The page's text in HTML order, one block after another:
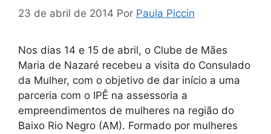
23 de abril de 2014 Por Paula Piccin
Nos dias 14 e 15 de abril, o Clube de Mães
Maria de Nazaré recebeu a visita do Consulado
da Mulher, com o objetivo de dar início a uma
parceria com o IPÊ na assessoria a
empreendimentos de mulheres na região do
Baixo Rio Negro (AM). Formado por mulheres